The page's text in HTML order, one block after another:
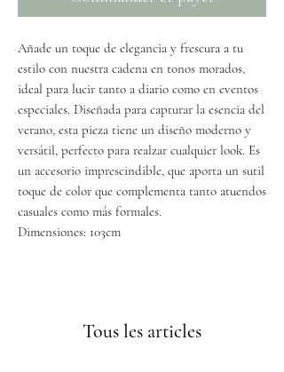
Añade un toque de elegancia y frescura a tu
estilo con nuestra cadena en tonos morados,
ideal para lucir tanto a diario como en eventos
especiales. Diseñada para capturar la esencia del
verano, esta pieza tiene un diseño moderno y
versátil, perfecto para realzar cualquier look. Es
un accesorio imprescindible, que aporta un sutil
toque de color que complementa tanto atuendos
casuales como más formales.
Dimensiones: 103cm
Tous les articles